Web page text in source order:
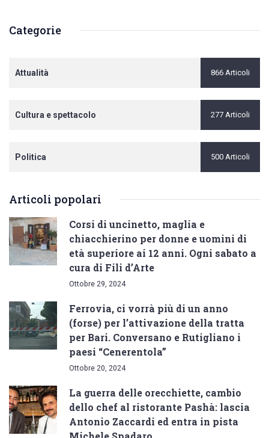
Categorie
Attualità 866 Articoli
Cultura e spettacolo 277 Articoli
Politica 500 Articoli
Articoli popolari
Corsi di uncinetto, maglia e
chiacchierino per donne e uomini di
età superiore ai 12 anni. Ogni sabato a
cura di Fili d’Arte
Ottobre 29, 2024
Ferrovia, ci vorrà più di un anno
(forse) per l’attivazione della tratta
per Bari. Conversano e Rutigliano i
paesi “Cenerentola”
Ottobre 20, 2024
La guerra delle orecchiette, cambio
dello chef al ristorante Pashà: lascia
Antonio Zaccardi ed entra in pista